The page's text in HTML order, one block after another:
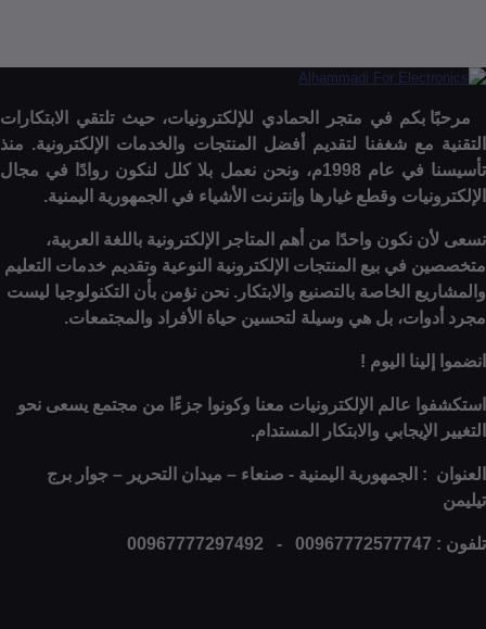
بكم في متجر الحمادي للإلكترونيات، حيث تلتقي الابتكارات
مع شغفنا لتقديم أفضل المنتجات والخدمات الإلكترونية. منذ
تأسيسنا في عام 1998م، ونحن نعمل بلا كلل لنكون روادًا في مجال
وقطع غيارها وإنترنت الأشياء في الجمهورية اليمنية.
نكون واحدًا من أهم المتاجر الإلكترونية باللغة العربية،
في بيع المنتجات الإلكترونية النوعية وتقديم خدمات التعليم
الخاصة بالتصنيع والابتكار. نحن نؤمن بأن التكنولوجيا ليست
بل هي وسيلة لتحسين حياة الأفراد والمجتمعات.
اليوم !
عالم الإلكترونيات معنا وكونوا جزءًا من مجتمع يسعى نحو
والابتكار المستدام.
: الجمهورية اليمنية - صنعاء – ميدان التحرير – جوار برج